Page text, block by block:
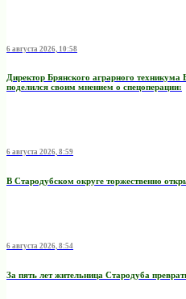
6 августа 2026, 10:58
Директор Брянского аграрного
поделился своим мнением о спецоперации:
6 августа 2026, 8:59
В Стародубском округе торжественно
6 августа 2026, 8:54
За пять лет жительница Стародуба